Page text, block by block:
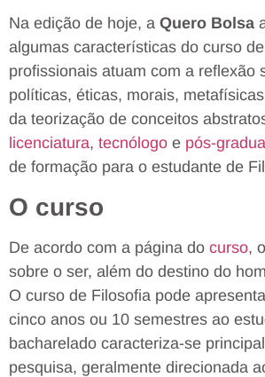
Na edição de hoje, a Quero Bolsa
algumas características do curso de
profissionais atuam com a reflexão
políticas, éticas, morais,
da teorização de conceitos
licenciatura, tecnólogo e pós-
de formação para o estudante de
O curso
De acordo com a página do curso,
sobre o ser, além do destino do
O curso de Filosofia pode
cinco anos ou 10 semestres ao
bacharelado caracteriza-se
pesquisa, geralmente direcionada